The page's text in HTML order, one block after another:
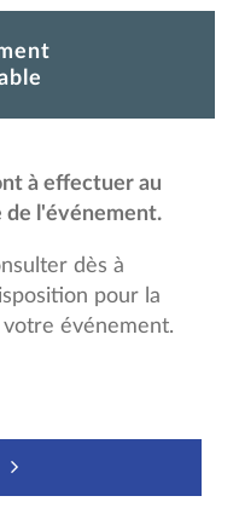
à effectuer au
de l'événement.
dès à
pour la
événement.